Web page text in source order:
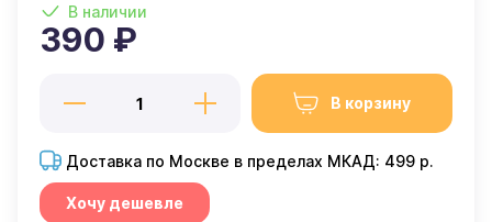
В наличии
390 ₽
В корзину
Доставка по Москве в пределах МКАД: 499 р.
Хочу дешевле